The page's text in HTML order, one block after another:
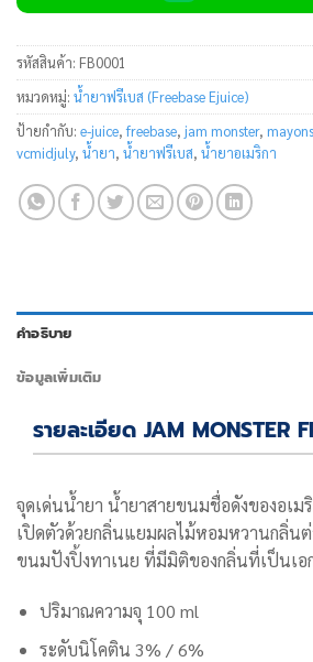
รหัสสินค้า: FB0001
หมวดหมู่: น้ำยาฟรีเบส (Freebase Ejuice)
ป้ายกำกับ: e-juice,freebase, jam monster,
vcmidjuly, น้ำยา, น้ำยาฟรีเบส, น้ำยาอเมริกา
คำอธิบาย
ข้อมูลเพิ่มเติม
รายละเอียด JAM MONSTER
จุดเด่นน้ำยา น้ำยาสายขนมชื่อดังของอเม
เปิดตัวด้วยกลิ่นแยมผลไม้หอมหวานกลิ่น
ขนมปังปิ้งทาเนย ที่มีมิติของกลิ่นที่เป็นเ
ปริมาณความจุ 100 ml
ระดับนิโคติน 3% / 6%